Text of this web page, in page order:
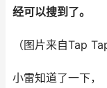
经可以搜到了。
（图片来自Tap
小雷知道了一下，